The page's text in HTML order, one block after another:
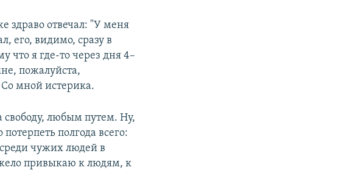
здраво отвечал: "У меня
его, видимо, сразу в
что я где-то через дня 4–
пожалуйста,
мной истерика.
свободу, любым путем. Ну,
полгода всего:
чужих людей в
привыкаю к людям, к